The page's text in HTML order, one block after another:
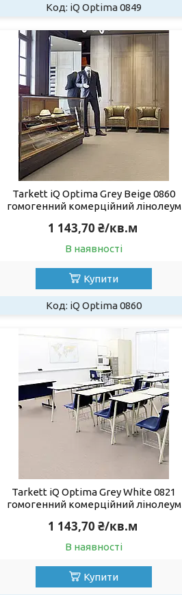
iQ Optima 0849
Tarkett iQ Optima Grey Beige 0860
гомогенний комерційний лінолеум
1 143,70 ₴/кв.м
В наявності
Купити
iQ Optima 0860
Tarkett iQ Optima Grey White 0821
гомогенний комерційний лінолеум
1 143,70 ₴/кв.м
В наявності
Купити